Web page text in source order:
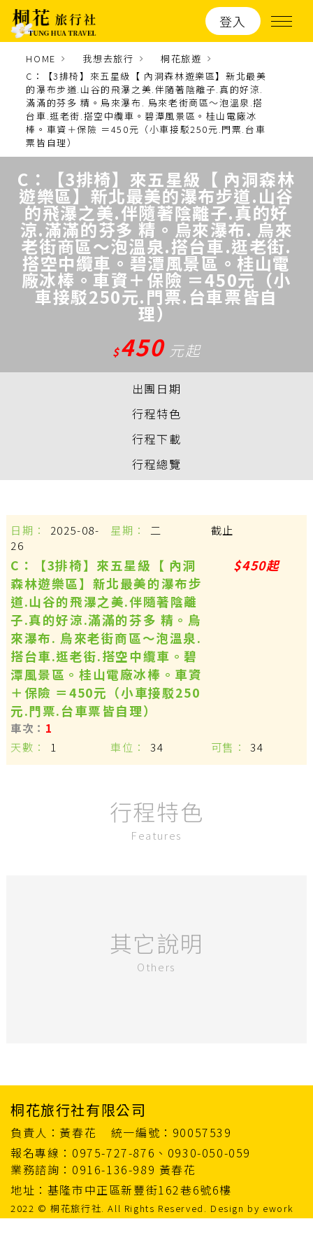
登入
HOME 我想去旅行
桐花旅遊
C：【3排椅】來五星級【 內洞森林遊樂區】新北最美
的瀑布步道.山谷的飛瀑之美.伴隨著陰離子.真的好涼.
滿滿的芬多 精。烏來瀑布. 烏來老街商區～泡溫泉.搭
台車.逛老街.搭空中纜車。碧潭風景區。桂山電廠冰
棒。車資＋保險 ＝450元（小車接駁250元.門票.台車
票皆自理）
C：【3排椅】來五星級【 內洞森林
遊樂區】新北最美的瀑布步道.山谷
的飛瀑之美.伴隨著陰離子.真的好
涼.滿滿的芬多 精。烏來瀑布. 烏來
老街商區～泡溫泉.搭台車.逛老街.
搭空中纜車。碧潭風景區。桂山電
廠冰棒。車資＋保險 ＝450元（小
車接駁250元.門票.台車票皆自
理）
$450 元起
出團日期
行程特色
行程下載
行程總覽
2025-08-
26
二
C：【3排椅】來五星級【 內洞
森林遊樂區】新北最美的瀑布步
道.山谷的飛瀑之美.伴隨著陰離
子.真的好涼.滿滿的芬多 精。烏
來瀑布. 烏來老街商區～泡溫泉.
搭台車.逛老街.搭空中纜車。碧
潭風景區。桂山電廠冰棒。車資
＋保險 ＝450元（小車接駁250
元.門票.台車票皆自理）
1
1
$450起
34 34
截止
行程特色
Features
其它說明
Others
桐花旅行社有限公司
負責人：黃春花
統一編號：90057539
報名專線：0975-727-876、0930-050-059
業務諮詢：0916-136-989 黃春花
地址：基隆市中正區新豐街162巷6號6樓
2022 © 桐花旅行社. All Rights Reserved. Design by ework